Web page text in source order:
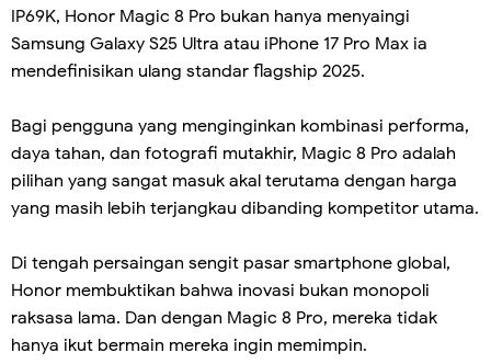
IP69K, Honor Magic 8 Pro bukan hanya menyaingi
Samsung Galaxy S25 Ultra atau iPhone 17 Pro Max ia
mendefinisikan ulang standar flagship 2025.
Bagi pengguna yang menginginkan kombinasi performa,
daya tahan, dan fotografi mutakhir, Magic 8 Pro adalah
pilihan yang sangat masuk akal terutama dengan harga
yang masih lebih terjangkau dibanding kompetitor utama.
Di tengah persaingan sengit pasar smartphone global,
Honor membuktikan bahwa inovasi bukan monopoli
raksasa lama. Dan dengan Magic 8 Pro, mereka tidak
hanya ikut bermain mereka ingin memimpin.